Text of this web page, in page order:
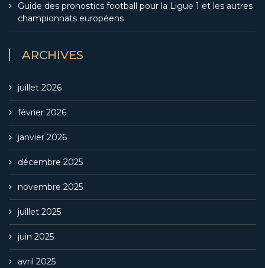
Guide des pronostics football pour la Ligue 1 et les autres
championnats européens
ARCHIVES
juillet 2026
février 2026
janvier 2026
décembre 2025
novembre 2025
juillet 2025
juin 2025
avril 2025